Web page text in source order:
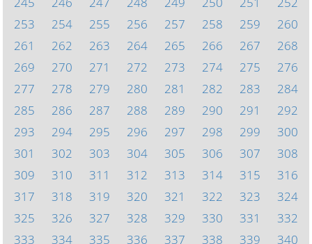
253
254 255 256 257 258 259
260
261
262 263 264 265 266 267
268
269
270 271 272 273 274 275
276
277
278 279 280 281 282 283
284
285
286 287 288 289 290 291
292
293
294 295 296 297 298 299
300
301
302 303 304 305 306 307
308
309
310 311 312 313 314 315
316
317
318 319 320 321 322 323
324
325
326 327 328 329 330 331
332
333
334 335 336 337 338 339
340